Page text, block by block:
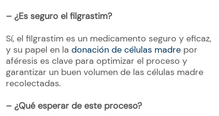
– ¿Es seguro el filgrastim?
Sí, el filgrastim es un medicamento seguro y eficaz,
y su papel en la donación de células madre por
aféresis es clave para optimizar el proceso y
garantizar un buen volumen de las células madre
recolectadas.
– ¿Qué esperar de este proceso?